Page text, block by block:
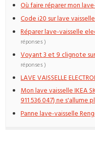
Où faire réparer mon
Code i20 sur lave
Réparer lave-vaisselle
réponses )
Voyant 3 et 9 clignote
réponses )
LAVE VAISSELLE
Mon lave vaisselle IKEA
911 536 047) ne s'allume
Panne lave-vaisselle